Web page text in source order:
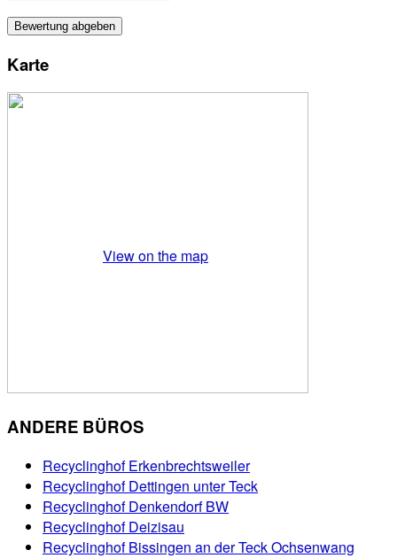
Karte
View on the map
ANDERE BÜROS
Recyclinghof Erkenbrechtsweiler
Recyclinghof Dettingen unter Teck
Recyclinghof Denkendorf BW
Recyclinghof Deizisau
Recyclinghof Bissingen an der Teck Ochsenwang